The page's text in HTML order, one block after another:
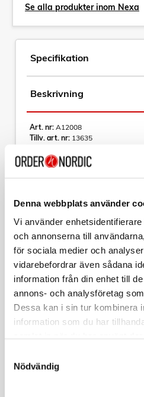
Denna webbplats använder
Vi använder
och annonserna till
för sociala medier och
vidarebefordrar även sådana
information från din enhet till
annons- och analysföretag
Dessa kan i sin tur kombinera
information som du har
Nödvändig
Se alla produkter inom Nexa
Specifikation
Beskrivning
Art. nr: A12008
Tillv. art. nr: 13635
7330545136357
För hel kartong beställ:
10
Nexa Trygga Hem Design Line
Brandfilt för hemmamiljöer i
silikonbelagd brandfilt kväver
avsevärt risken för
Brandfilten står emot
temperaturer upp till 500 °C och
Rekommenderas som ett
brandsläckare i hemmet. Placera
bredvid öppen spis.
• Snabb släckning
Läs mer